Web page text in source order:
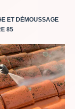
ET DÉMOUSSAGE
85